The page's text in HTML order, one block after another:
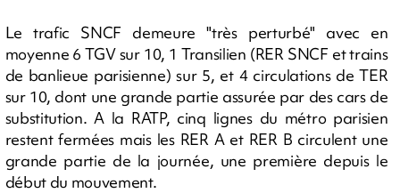
Le trafic SNCF demeure "très perturbé" avec en
moyenne 6 TGV sur 10, 1 Transilien (RER SNCF et trains
de banlieue parisienne) sur 5, et 4 circulations de TER
sur 10, dont une grande partie assurée par des cars de
substitution. A la RATP, cinq lignes du métro parisien
restent fermées mais les RER A et RER B circulent une
grande partie de la journée, une première depuis le
début du mouvement.